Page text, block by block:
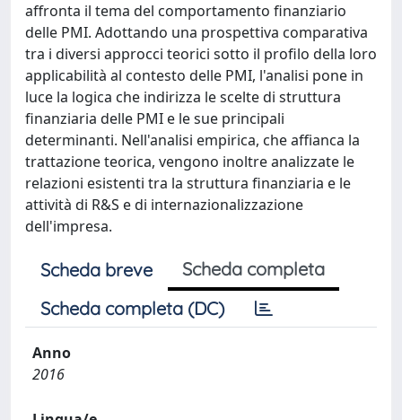
affronta il tema del comportamento finanziario
delle PMI. Adottando una prospettiva comparativa
tra i diversi approcci teorici sotto il profilo della loro
applicabilità al contesto delle PMI, l'analisi pone in
luce la logica che indirizza le scelte di struttura
finanziaria delle PMI e le sue principali
determinanti. Nell'analisi empirica, che affianca la
trattazione teorica, vengono inoltre analizzate le
relazioni esistenti tra la struttura finanziaria e le
attività di R&S e di internazionalizzazione
dell'impresa.
Scheda breve
Scheda completa
Scheda completa (DC)
Anno
2016